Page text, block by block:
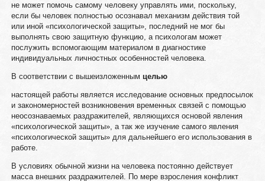
не может помочь самому человеку управлять ими, поскольку,
если бы человек полностью осознавал механизм действия той
или иной «психологической защиты», последний не мог бы
выполнять свою защитную функцию, а психологам может
послужить вспомогающим материалом в диагностике
индивидуальных личностных особенностей человека.
В соответствии с вышеизложенным целью
настоящей работы является исследование основных предпосылок
и закономерностей возникновения временных связей с помощью
неосознаваемых раздражителей, являющихся основой явления
«психологической защиты», а так же изучение самого явления
«психологической защиты» для дальнейшего его использования в
работе.
В условиях обычной жизни на человека постоянно действует
масса внешних раздражителей. По мере взросления конфликт